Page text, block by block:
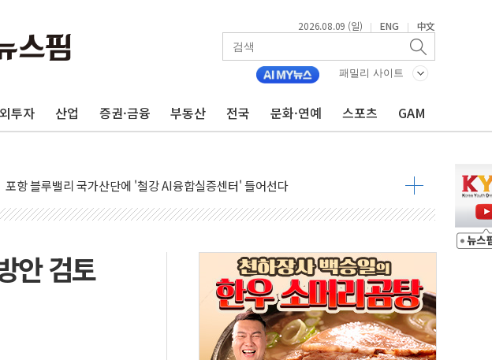
2026.08.09 (일) | ENG | 中文
패밀리 사이트
투자 산업 증권·금융 부동산 전국 문화·연예 스포츠 GAM
평택 진위면 공장서 질식사고 발생…작업자 1명 숨져
상주 낙동강 선착장 하류서 50대 숨진 채 발견...경찰, 조사 중
[종합] 김민석, 정청래에 누적 '1.48%p' 차 선두 유지...金 46.01% vs 鄭 44.53%
인천서 말다툼 중 어머니 살해 10대 구속…범행 후 반려견도 죽여
김민석, 강원·대구·경북 경선서 정청래에 승리…金 48.54% vs 鄭 44.40%
[속보] 민주, 강원·대구·경북 경선 결과...김민석 48.54% 정청래 44.40%
[속보] 민주, 경북 경선 결과 발표...김민석 47.37% 정청래 45.71% 송영길 6.92%
[속보] 민주, 대구 경선 결과 발표...정청래 47.82% 김민석 46.35% 송영길 5.83%
안 검토